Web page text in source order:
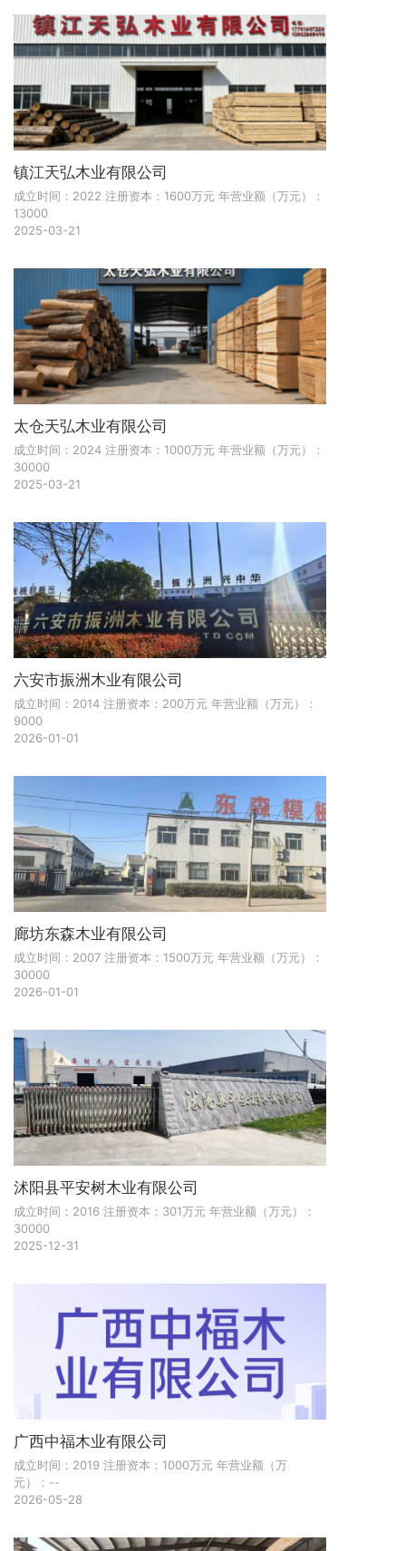
镇江天弘木业有限公司
成立时间：2022 注册资本：1600万元 年营业额（万元）：
13000
2025-03-21
太仓天弘木业有限公司
成立时间：2024 注册资本：1000万元 年营业额（万元）：
30000
2025-03-21
六安市振洲木业有限公司
成立时间：2014 注册资本：200万元 年营业额（万元）：
9000
2026-01-01
廊坊东森木业有限公司
成立时间：2007 注册资本：1500万元 年营业额（万元）：
30000
2026-01-01
沭阳县平安树木业有限公司
成立时间：2016 注册资本：301万元 年营业额（万元）：
30000
2025-12-31
广西中福木业有限公司
成立时间：2019 注册资本：1000万元 年营业额（万
元）：--
2026-05-28